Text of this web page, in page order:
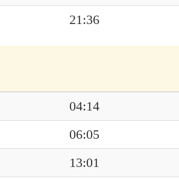
21:36
04:14
06:05
13:01